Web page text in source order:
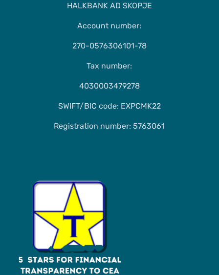
HALKBANK AD SKOPJE
Account number:
270-0576306101-78
Tax number:
4030003479278
SWIFT/BIC code: EXPCMK22
Registration number: 5763061